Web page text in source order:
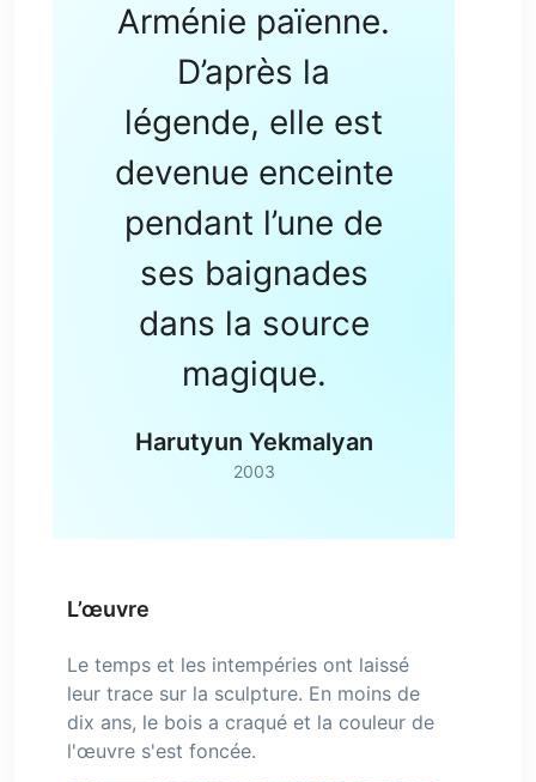
Arménie païenne.
D’après la
légende, elle est
devenue enceinte
pendant l’une de
ses baignades
dans la source
magique.
Harutyun Yekmalyan
2003
L’œuvre
Le temps et les intempéries ont laissé
leur trace sur la sculpture. En moins de
dix ans, le bois a craqué et la couleur de
l'œuvre s'est foncée.